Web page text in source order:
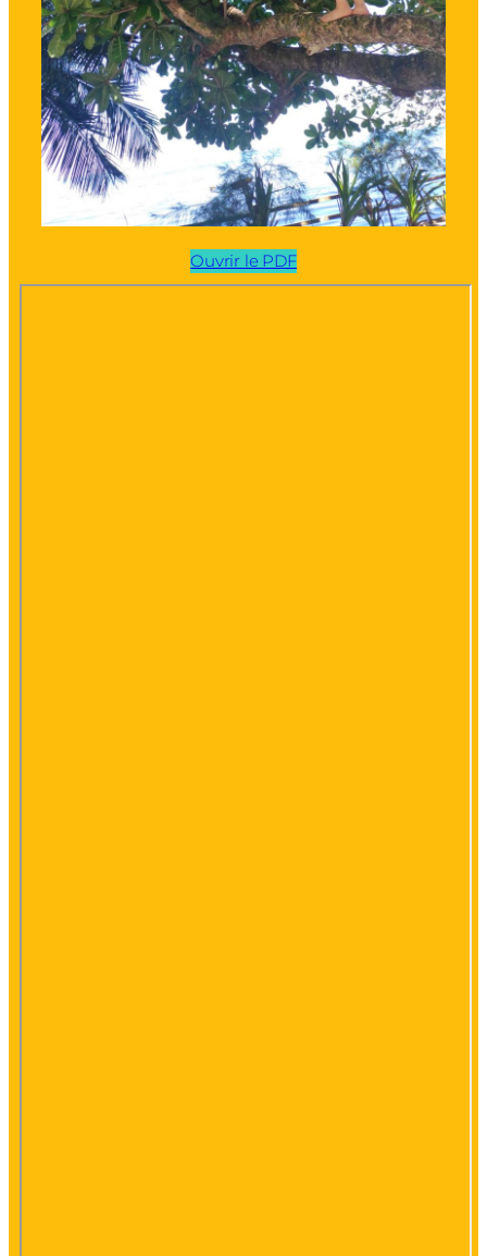
Ouvrir le PDF